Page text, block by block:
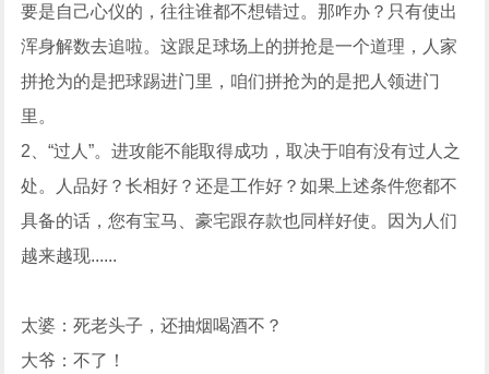
要是自己心仪的，往往谁都不想错过。那咋办？只有使出
浑身解数去追啦。这跟足球场上的拼抢是一个道理，人家
拼抢为的是把球踢进门里，咱们拼抢为的是把人领进门
里。
2、“过人”。进攻能不能取得成功，取决于咱有没有过人之
处。人品好？长相好？还是工作好？如果上述条件您都不
具备的话，您有宝马、豪宅跟存款也同样好使。因为人们
越来越现......
太婆：死老头子，还抽烟喝酒不？
大爷：不了！